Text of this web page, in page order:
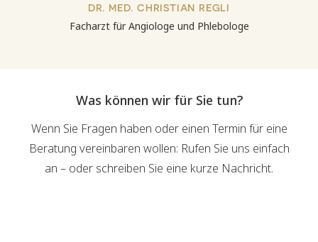
DR. MED. CHRISTIAN REGLI
Facharzt für Angiologe und Phlebologe
Was können wir für Sie tun?
Wenn Sie Fragen haben oder einen Termin für eine
Beratung vereinbaren wollen: Rufen Sie uns einfach
an – oder schreiben Sie eine kurze Nachricht.